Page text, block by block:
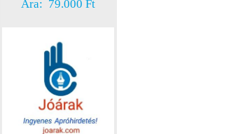
Ára: 79.000 Ft